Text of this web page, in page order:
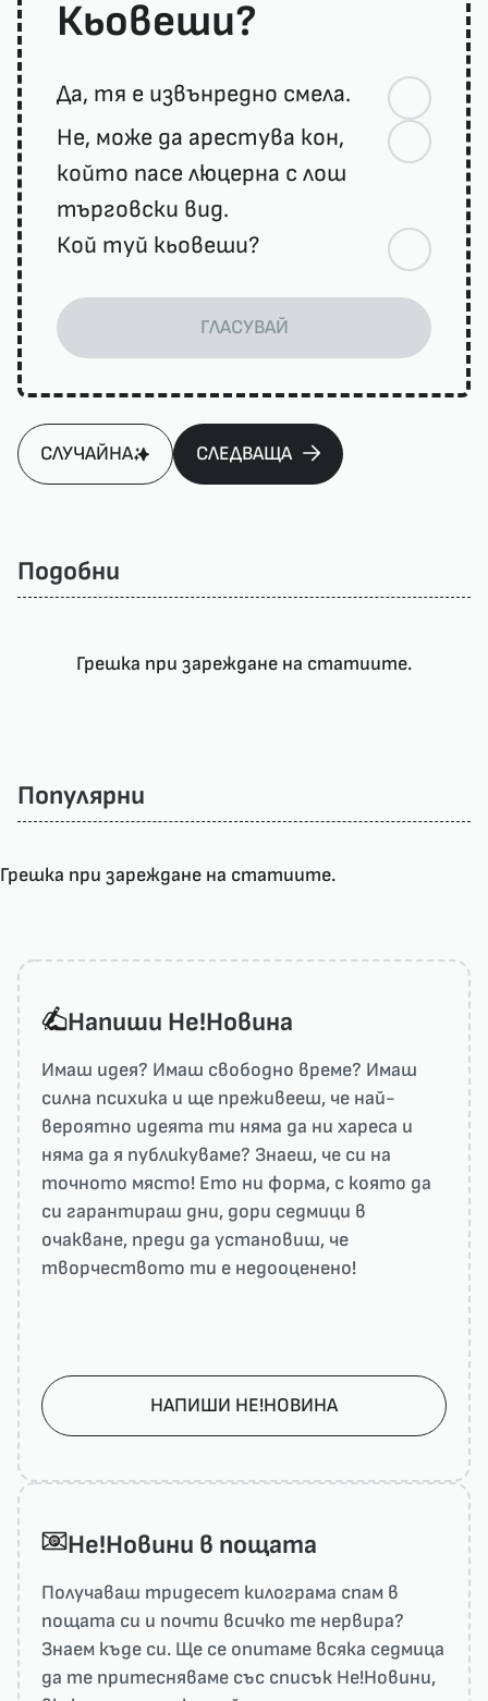
Кьовеши?
Да, тя е извънредно смела.
Не, може да арестува кон,
който пасе люцерна с лош
търговски вид.
Кой туй кьовеши?
ГЛАСУВАЙ
СЛУЧАЙНА СЛЕДВАЩА
Подобни
Грешка при зареждане на статиите.
Популярни
Грешка при зареждане на статиите.
Напиши He!Новина
Имаш идея? Имаш свободно време? Имаш
силна психика и ще преживееш, че най-
вероятно идеята ти няма да ни харесa и
няма да я публикуваме? Знаеш, че си на
точното място! Ето ни форма, с която да
си гарантираш дни, дори седмици в
очакване, преди да установиш, че
творчеството ти е недооценено!
НАПИШИ НЕ!НОВИНА
He!Новини в пощата
Получаваш тридесет килограма спам в
пощата си и почти всичко те нервира?
Знаем къде си. Ще се опитаме всяка седмица
да те притесняваме със списък He!Новини,